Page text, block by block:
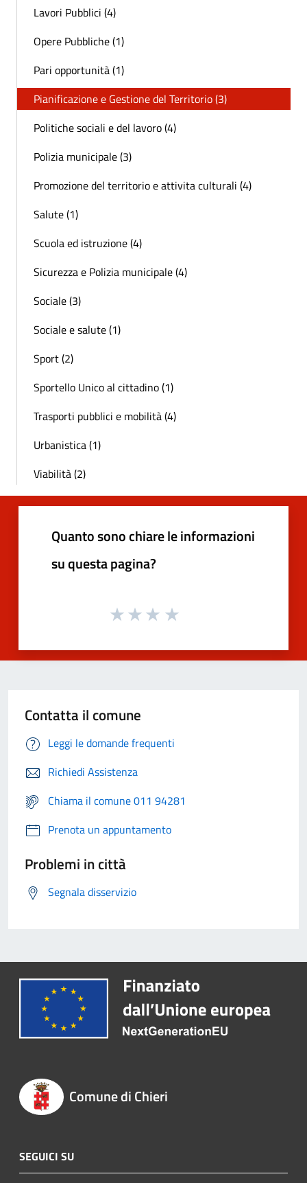
Lavori Pubblici (4)
Opere Pubbliche (1)
Pari opportunità (1)
Pianificazione e Gestione del Territorio (3)
Politiche sociali e del lavoro (4)
Polizia municipale (3)
Promozione del territorio e attivita culturali (4)
Salute (1)
Scuola ed istruzione (4)
Sicurezza e Polizia municipale (4)
Sociale (3)
Sociale e salute (1)
Sport (2)
Sportello Unico al cittadino (1)
Trasporti pubblici e mobilità (4)
Urbanistica (1)
Viabilità (2)
Quanto sono chiare le informazioni
su questa pagina?
Contatta il comune
Leggi le domande frequenti
Richiedi Assistenza
Chiama il comune 011 94281
Prenota un appuntamento
Problemi in città
Segnala disservizio
Comune di Chieri
SEGUICI SU